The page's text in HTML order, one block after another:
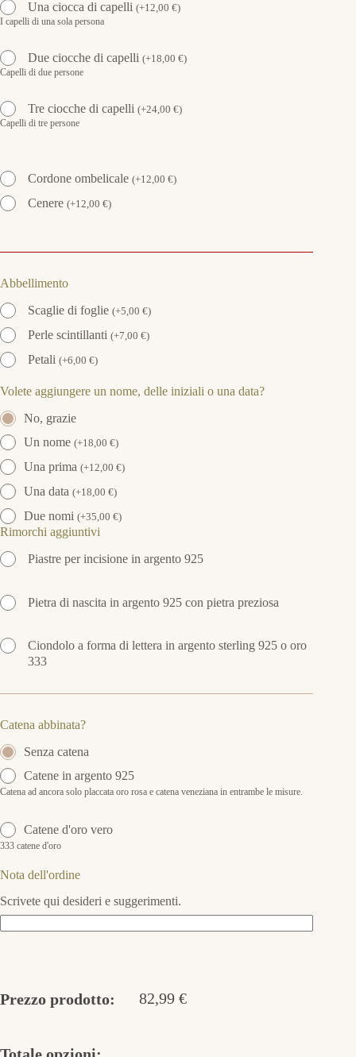
Una ciocca di capelli (+12,00 €)
I capelli di una sola persona
Due ciocche di capelli (+18,00 €)
Capelli di due persone
Tre ciocche di capelli (+24,00 €)
Capelli di tre persone
Cordone ombelicale (+12,00 €)
Cenere (+12,00 €)
Abbellimento
Scaglie di foglie (+5,00 €)
Perle scintillanti (+7,00 €)
Petali (+6,00 €)
Volete aggiungere un nome, delle iniziali o una data?
No, grazie
Un nome (+18,00 €)
Una prima (+12,00 €)
Una data (+18,00 €)
Due nomi (+35,00 €)
Rimorchi aggiuntivi
Piastre per incisione in argento 925
Pietra di nascita in argento 925 con pietra preziosa
Ciondolo a forma di lettera in argento sterling 925 o oro
333
Catena abbinata?
Senza catena
Catene in argento 925
Catena ad ancora solo placcata oro rosa e catena veneziana in entrambe le misure.
Catene d'oro vero
333 catene d'oro
Nota dell'ordine
Scrivete qui desideri e suggerimenti.
Prezzo prodotto: 82,99 €